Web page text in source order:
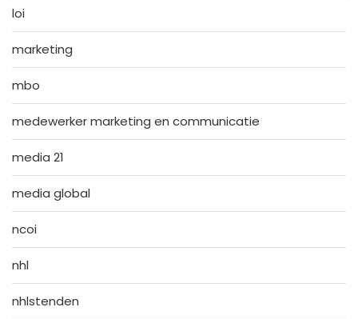
loi
marketing
mbo
medewerker marketing en communicatie
media 21
media global
ncoi
nhl
nhlstenden